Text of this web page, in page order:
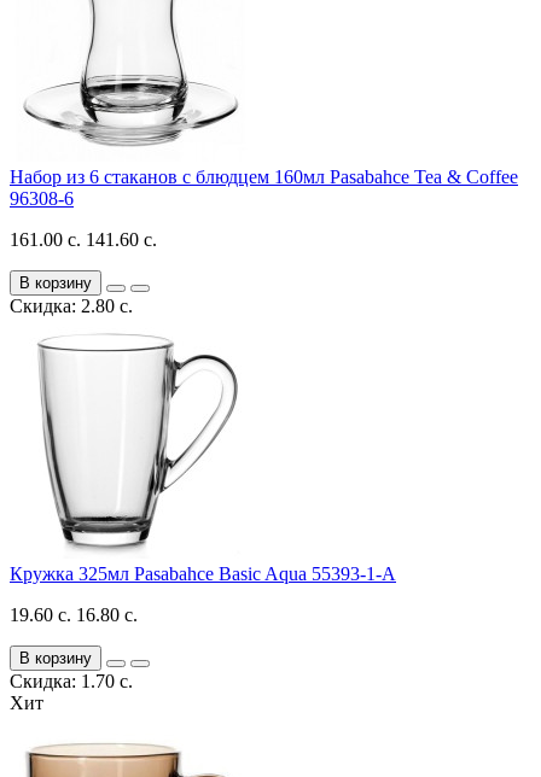
Набор из 6 стаканов с блюдцем 160мл Pasabahce Tea & Coffee
96308-6
161.00 с. 141.60 с.
В корзину
Скидка: 2.80 с.
Кружка 325мл Pasabahce Basic Aqua 55393-1-A
19.60 с. 16.80 с.
В корзину
Скидка: 1.70 с.
Хит